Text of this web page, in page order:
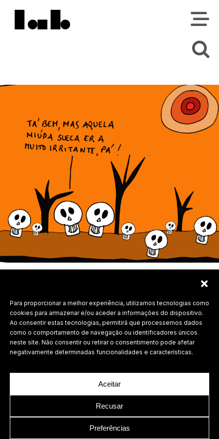
Para proporcionar a melhor experiência, utilizamos tecnologias como
cookies para armazenar e/ou aceder a informações do dispositivo.
Ao consentir estas tecnologias, permitirá que processemos dados
como o comportamento de navegação ou identificadores únicos
neste site. Não consentir ou retirar o consentimento pode afetar
negativamente determinadas funcionalidades e características.
Aceitar
Recusar
Preferências
Labdesign, Lda.
2026 Todos os direitos reservados.
Política de Privacidade